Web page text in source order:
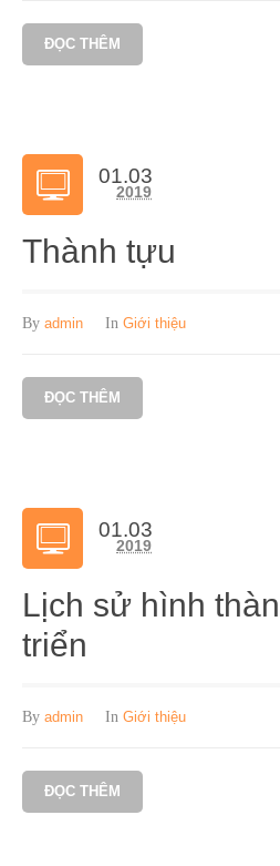
ĐỌC THÊM
01.03
2019
Thành tựu
By admin In Giới thiệu
ĐỌC THÊM
01.03
2019
Lịch sử hình
triển
By admin In Giới thiệu
ĐỌC THÊM